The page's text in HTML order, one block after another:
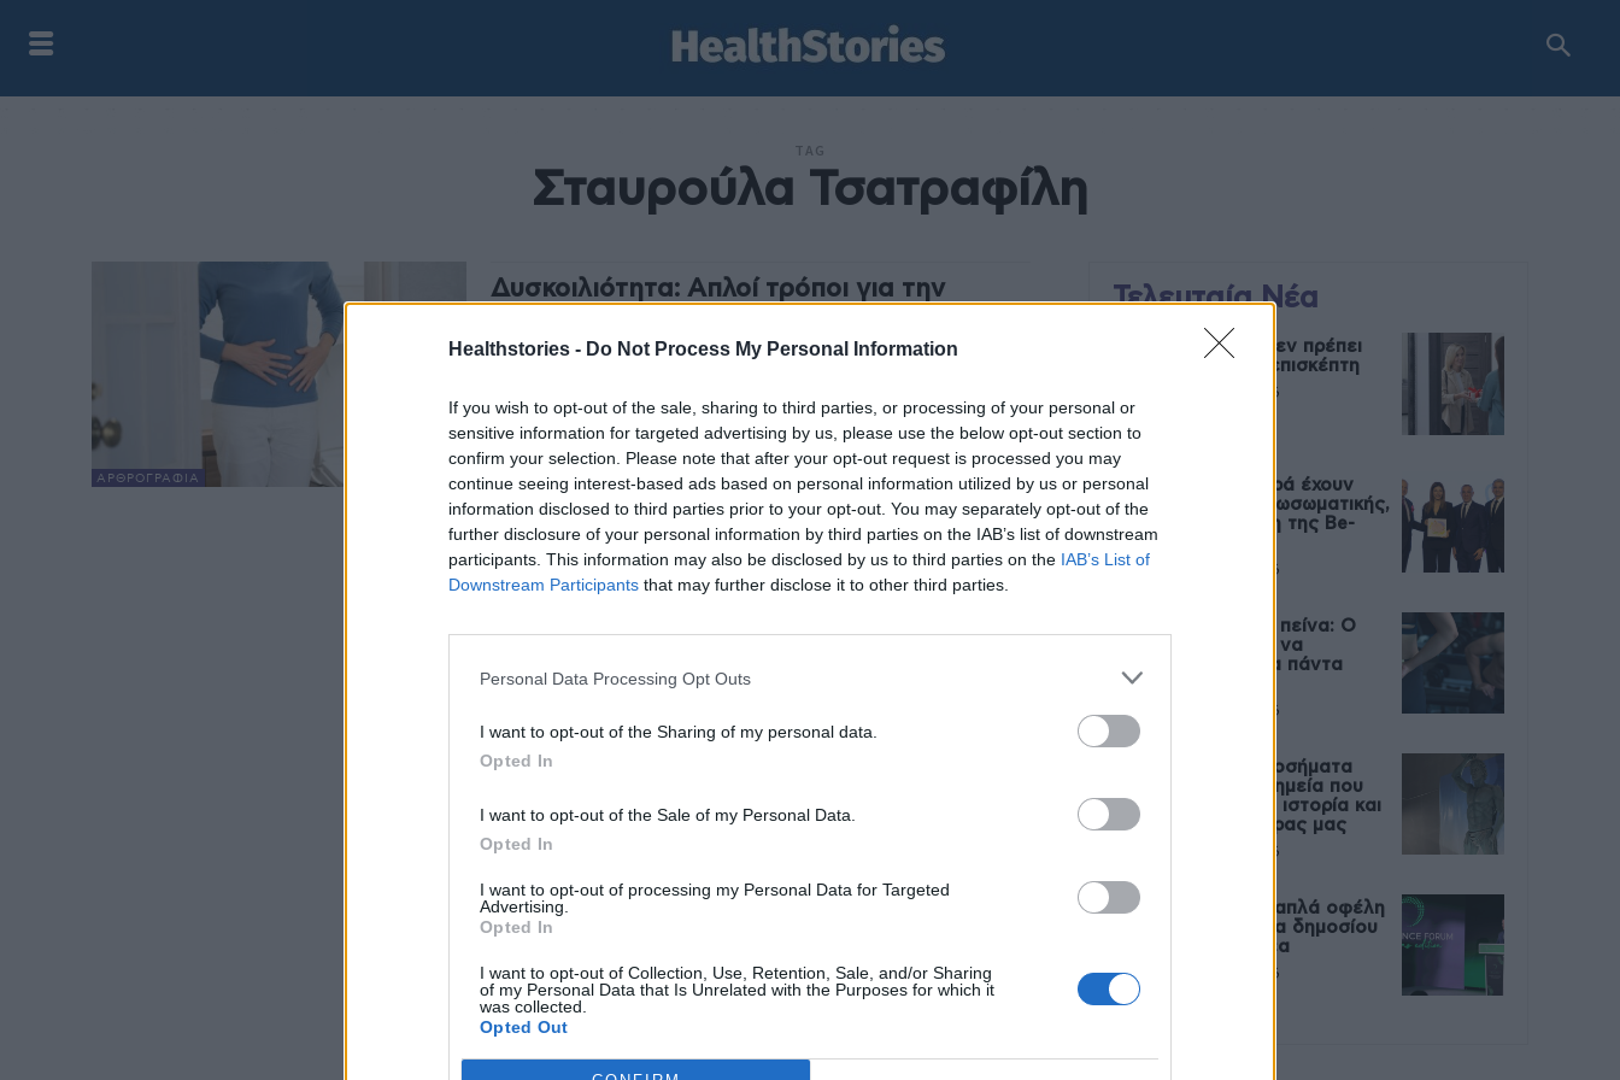
Healthstories - Do Not Process My Personal Information
If you wish to opt-out of the sale, sharing to third parties, or processing of your personal or
sensitive information for targeted advertising by us, please use the below opt-out section to
confirm your selection. Please note that after your opt-out request is processed you may
continue seeing interest-based ads based on personal information utilized by us or personal
information disclosed to third parties prior to your opt-out. You may separately opt-out of the
further disclosure of your personal information by third parties on the IAB’s list of downstream
participants. This information may also be disclosed by us to third parties on the IAB’s List of
Downstream Participants that may further disclose it to other third parties.
Personal Data Processing Opt Outs
I want to opt-out of the Sharing of my personal data.
Opted In
I want to opt-out of the Sale of my Personal Data.
Opted In
I want to opt-out of processing my Personal Data for Targeted
Advertising.
Opted In
I want to opt-out of Collection, Use, Retention, Sale, and/or Sharing
of my Personal Data that Is Unrelated with the Purposes for which it
was collected.
Opted Out
TAG
Σταυρούλα Τσατραφίλη
ΑΡΘΡΟΓΡΑΦΊΑ
Δυσκοιλιότητα: Απλοί τρόποι για την
healthstories - 22 Μαΐου 2025
ποιότητα ζωής και τουλάχιστον 1 στους 5 ενήλικες στην
Ελλάδα την έχει αντιμετωπίσει, έστω και μία...
Τελευταία Νέα
9 πράγματα που δεν πρέπει
να λέτε σε έναν επισκέπτη
27 Φεβρουαρίου 2026
Πάνω από 100 μωρά έχουν
γεννηθεί μέσω εξωσωματικής,
με την υποστήριξη της Be-
Live
27 Φεβρουαρίου 2026
Μεταπροπονητική πείνα: Ο
λόγος που θέλεις να
καταβροχθίσεις τα πάντα
μετά την άσκηση
27 Φεβρουαρίου 2026
Ωρίων – Σπάνια νοσήματα
συνδέονται με μνημεία που
διαμόρφωσαν την ιστορία και
το πνεύμα της χώρας μας
27 Φεβρουαρίου 2026
Γεωργιάδης: Πολλαπλά οφέλη
από τη συνεργασία δημοσίου
και ιδιωτικού τομέα
27 Φεβρουαρίου 2026